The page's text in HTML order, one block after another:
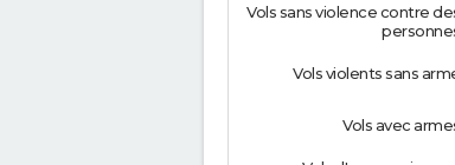
Vols sans violence contre
Vols violents sans
Vols avec